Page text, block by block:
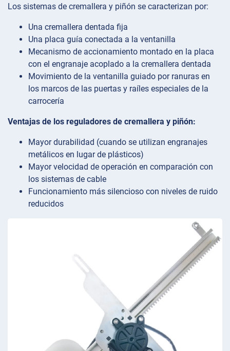
Los sistemas de cremallera y piñón se caracterizan por:
Una cremallera dentada fija
Una placa guía conectada a la ventanilla
Mecanismo de accionamiento montado en la placa
con el engranaje acoplado a la cremallera dentada
Movimiento de la ventanilla guiado por ranuras en
los marcos de las puertas y raíles especiales de la
carrocería
Ventajas de los reguladores de cremallera y piñón:
Mayor durabilidad (cuando se utilizan engranajes
metálicos en lugar de plásticos)
Mayor velocidad de operación en comparación con
los sistemas de cable
Funcionamiento más silencioso con niveles de ruido
reducidos